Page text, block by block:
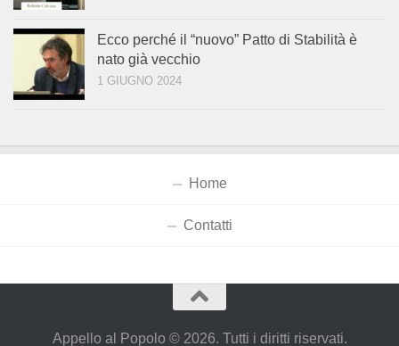
Ecco perché il “nuovo” Patto di Stabilità è
nato già vecchio
1 GIUGNO 2024
Home
Contatti
Appello al Popolo © 2026. Tutti i diritti riservati.